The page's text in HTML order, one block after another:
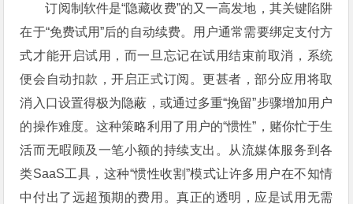
订阅制软件是“隐藏收费”的又一高发地，其关键陷阱
在于“免费试用”后的自动续费。用户通常需要绑定支付方
式才能开启试用，而一旦忘记在试用结束前取消，系统
便会自动扣款，开启正式订阅。更甚者，部分应用将取
消入口设置得极为隐蔽，或通过多重“挽留”步骤增加用户
的操作难度。这种策略利用了用户的“惯性”，赌你忙于生
活而无暇顾及一笔小额的持续支出。从流媒体服务到各
类SaaS工具，这种“惯性收割”模式让许多用户在不知情
中付出了远超预期的费用。真正的透明，应是试用无需